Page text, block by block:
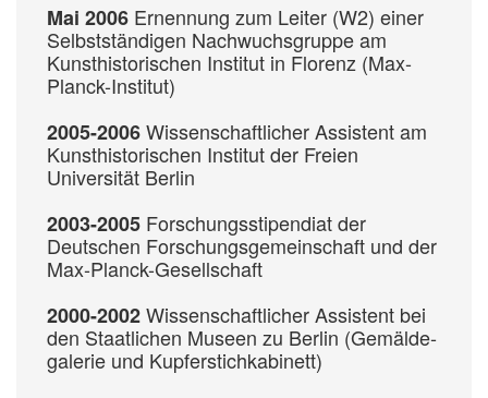
Mai 2006 Er­nennung zum Leiter (W2) einer
Selbst­ständigen Nach­wuchs­gruppe am
Kunst­historischen Institut in Florenz (Max-
Planck-Institut)
2005-2006Wissen­schaft­licher Assistent am
Kunst­historischen Institut der Freien
Universität Berlin
2003-2005 Forschungs­stipendiat der
Deutschen Forschungs­ge­mein­schaft und der
Max-Planck-Gesell­schaft
2000-2002Wissen­schaftlicher Assistent bei
den Staat­lichen Museen zu Berlin (Ge­mälde­
galerie und Kupfer­stich­kabinett)